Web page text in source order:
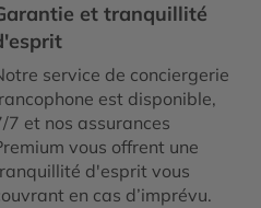
et tranquillité
service de conciergerie
est disponible,
7 et nos assurances
vous offrent une
d'esprit vous
en cas d’imprévu.